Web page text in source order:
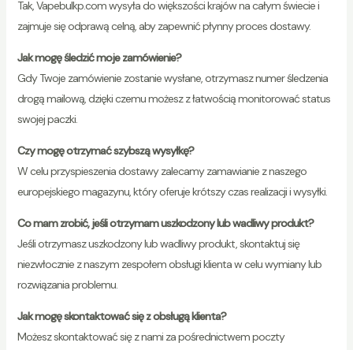
Tak, Vapebulkp.com wysyła do większości krajów na całym świecie i
zajmuje się odprawą celną, aby zapewnić płynny proces dostawy.
Jak mogę śledzić moje zamówienie?
Gdy Twoje zamówienie zostanie wysłane, otrzymasz numer śledzenia
drogą mailową, dzięki czemu możesz z łatwością monitorować status
swojej paczki.
Czy mogę otrzymać szybszą wysyłkę?
W celu przyspieszenia dostawy zalecamy zamawianie z naszego
europejskiego magazynu, który oferuje krótszy czas realizacji i wysyłki.
Co mam zrobić, jeśli otrzymam uszkodzony lub wadliwy produkt?
Jeśli otrzymasz uszkodzony lub wadliwy produkt, skontaktuj się
niezwłocznie z naszym zespołem obsługi klienta w celu wymiany lub
rozwiązania problemu.
Jak mogę skontaktować się z obsługą klienta?
Możesz skontaktować się z nami za pośrednictwem poczty